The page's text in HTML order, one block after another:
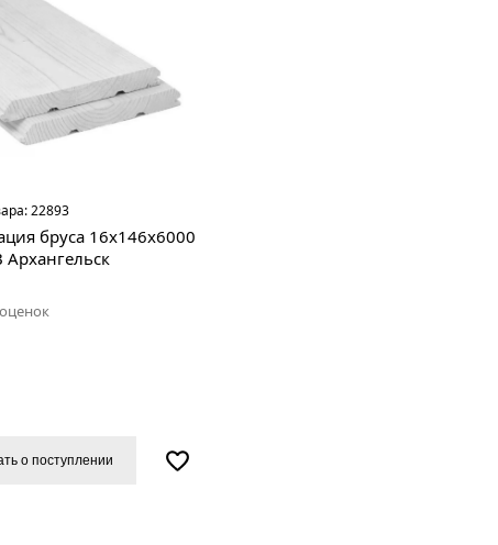
22893
бруса 16х146х6000
о поступлении